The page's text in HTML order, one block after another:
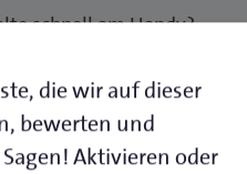
schnell am Handy?
dafür, dass Menschen
die wir auf dieser
bewerten und
Aktivieren oder